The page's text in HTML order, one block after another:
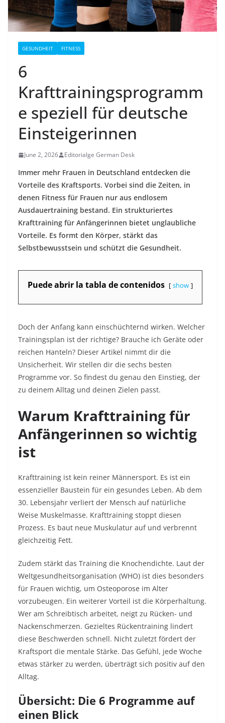
GESUNDHEIT FITNESS
6
Krafttrainingsprogramm
e speziell für deutsche
Einsteigerinnen
June 2, 2026 Editorialge German Desk
Immer mehr Frauen in Deutschland entdecken die
Vorteile des Kraftsports. Vorbei sind die Zeiten, in
denen Fitness für Frauen nur aus endlosem
Ausdauertraining bestand. Ein strukturiertes
Krafttraining für Anfängerinnen bietet unglaubliche
Vorteile. Es formt den Körper, stärkt das
Selbstbewusstsein und schützt die Gesundheit.
Puede abrir la tabla de contenidos show
Doch der Anfang kann einschüchternd wirken. Welcher
Trainingsplan ist der richtige? Brauche ich Geräte oder
reichen Hanteln? Dieser Artikel nimmt dir die
Unsicherheit. Wir stellen dir die sechs besten
Programme vor. So findest du genau den Einstieg, der
zu deinem Alltag und deinen Zielen passt.
Warum Krafttraining für
Anfängerinnen so wichtig
ist
Krafttraining ist kein reiner Männersport. Es ist ein
essenzieller Baustein für ein gesundes Leben. Ab dem
30. Lebensjahr verliert der Mensch auf natürliche
Weise Muskelmasse. Krafttraining stoppt diesen
Prozess. Es baut neue Muskulatur auf und verbrennt
gleichzeitig Fett.
Zudem stärkt das Training die Knochendichte. Laut der
Weltgesundheitsorganisation (WHO) ist dies besonders
für Frauen wichtig, um Osteoporose im Alter
vorzubeugen. Ein weiterer Vorteil ist die Körperhaltung.
Wer am Schreibtisch arbeitet, neigt zu Rücken- und
Nackenschmerzen. Gezieltes Rückentraining lindert
diese Beschwerden schnell. Nicht zuletzt fördert der
Kraftsport die mentale Stärke. Das Gefühl, jede Woche
etwas stärker zu werden, überträgt sich positiv auf den
Alltag.
Übersicht: Die 6 Programme auf
einen Blick